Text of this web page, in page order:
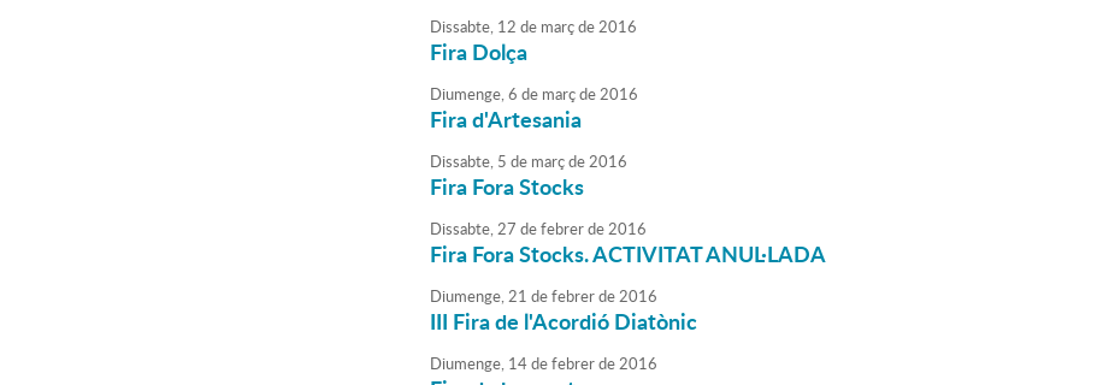
Dissabte, 12 de marçde2016
Fira Dolça
Diumenge,6 de marçde2016
Fira d'Artesania
Dissabte, 5 de marçde2016
Fira Fora Stocks
Dissabte,27 defebrerde2016
Fira Fora Stocks. ACTIVITAT ANUL·LADA
Diumenge,21 defebrerde2016
III Fira de l'Acordió Diatònic
Diumenge, 14defebrerde2016